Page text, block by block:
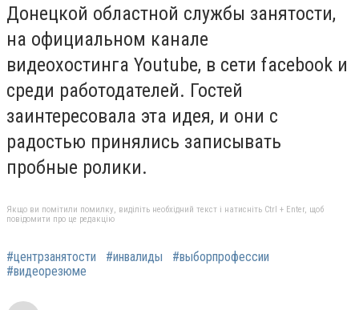
Донецкой областной службы занятости,
на официальном канале
видеохостинга Youtube, в сети facebook и
среди работодателей. Гостей
заинтересовала эта идея, и они с
радостью принялись записывать
пробные ролики.
Якщо ви помітили помилку, виділіть необхідний текст і натисніть Ctrl + Enter, щоб
повідомити про це редакцію
#центрзанятости #инвалиды
#выборпрофессии
#видеорезюме